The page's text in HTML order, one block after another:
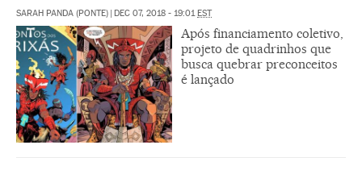
SARAH PANDA (PONTE) | DEC 07, 2018 - 19:01EST
Após financiamento coletivo,
projeto de quadrinhos que
busca quebrar preconceitos
é lançado